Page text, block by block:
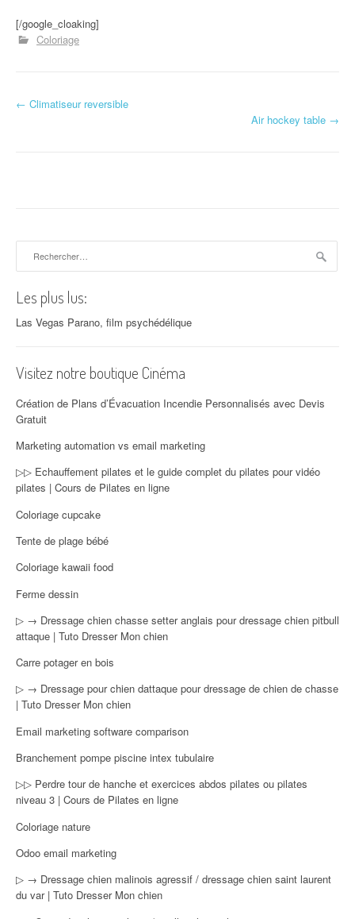
[/google_cloaking]
Coloriage
Navigation d'article
← Climatiseur reversible
Air hockey table →
Les plus lus:
Las Vegas Parano, film psychédélique
Visitez notre boutique Cinéma
Création de Plans d’Évacuation Incendie Personnalisés avec Devis
Gratuit
Marketing automation vs email marketing
▷▷ Echauffement pilates et le guide complet du pilates pour vidéo
pilates | Cours de Pilates en ligne
Coloriage cupcake
Tente de plage bébé
Coloriage kawaii food
Ferme dessin
▷ → Dressage chien chasse setter anglais pour dressage chien pitbull
attaque | Tuto Dresser Mon chien
Carre potager en bois
▷ → Dressage pour chien dattaque pour dressage de chien de chasse
| Tuto Dresser Mon chien
Email marketing software comparison
Branchement pompe piscine intex tubulaire
▷▷ Perdre tour de hanche et exercices abdos pilates ou pilates
niveau 3 | Cours de Pilates en ligne
Coloriage nature
Odoo email marketing
▷ → Dressage chien malinois agressif / dressage chien saint laurent
du var | Tuto Dresser Mon chien